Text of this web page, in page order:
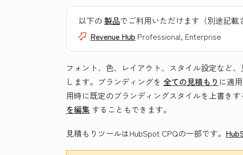
以下の 製品でご利用いただけます（別途記載
Revenue Hub Professional, Enterprise
フォント、色、レイアウト、スタイル設定など
します。ブランディングを 全ての見積もり に適
用時に既定のブランディングスタイルを上書きす
を編集 することもできます。
見積もりツールはHubSpot CPQの一部です。